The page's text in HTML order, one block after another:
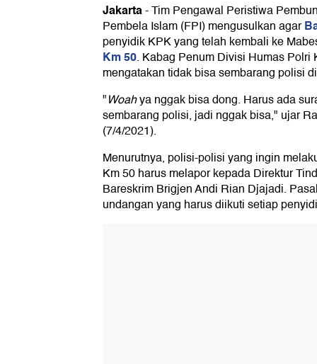
Jakarta-Tim Pengawal Peristiwa
Pembela Islam (FPI) mengusulkan agar
penyidik KPK yang telah kembali ke
Km 50. Kabag Penum Divisi Humas Polri
mengatakan tidak bisa sembarang polisi
"Woahya nggak bisa dong. Harus ada
sembarang polisi, jadi nggak bisa," ujar
(7/4/2021).
Menurutnya, polisi-polisi yang ingin
Km 50 harus melapor kepada Direktur
Bareskrim Brigjen Andi Rian Djajadi.
undangan yang harus diikuti setiap